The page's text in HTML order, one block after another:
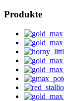
Produkte